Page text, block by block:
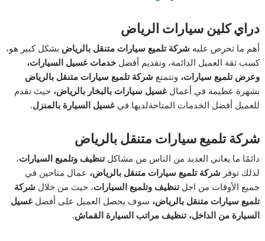
دراي كلين سيارات الرياض
أهم ما تحرص عليه شركة تلميع سيارات متنقل بالرياض بشكل كبير هو،
كسب ثقة العميل الدائمة، وتقديم أفضلخدمات غسيل السيارات،
وعرض تلميع سيارات، وتتمتع شركة تلميع سيارات متنقل بالرياض
بشهرة عظيمة في أعمالغسيل سيارات بالبخار بالرياض، حيث تقدم
للعميل أفضل الخدمات المتاحةلديها فيغسيل السيارة بالمنزل.
شركة تلميع سيارات متنقل بالرياض
دائمًا ما يعاني العديد من الناس من مشاكلتنظيف وتلميع السيارات،
لذلك توفر شركة تلميع سيارات متنقل بالرياض، عمال متاحين في
جميع الأوقات من اجلتنظيف وتلميع السيارات، حيث من خلال شركة
تلميع سيارات متنقل بالرياض، سوف يحصل العميل على أفضلغسيل
السيارة من الداخل، تنظيف مراتب السيارة القماش.